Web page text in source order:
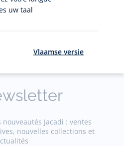
Jacadi : ventes
nouvelles collections et
uw taal
Vlaamse versie